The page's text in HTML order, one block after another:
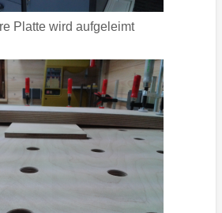
Platte wird aufgeleimt